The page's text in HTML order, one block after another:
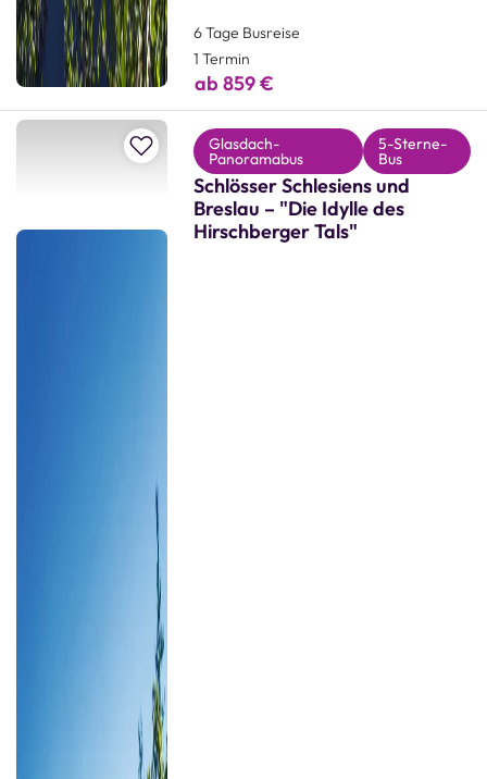
6 Tage Busreise
1 Termin
ab 859 €
Zur Merkliste hinzufügen
Glasdach-
Panoramabus
5-Sterne-
Bus
Schlösser Schlesiens und
Breslau – "Die Idylle des
Hirschberger Tals"